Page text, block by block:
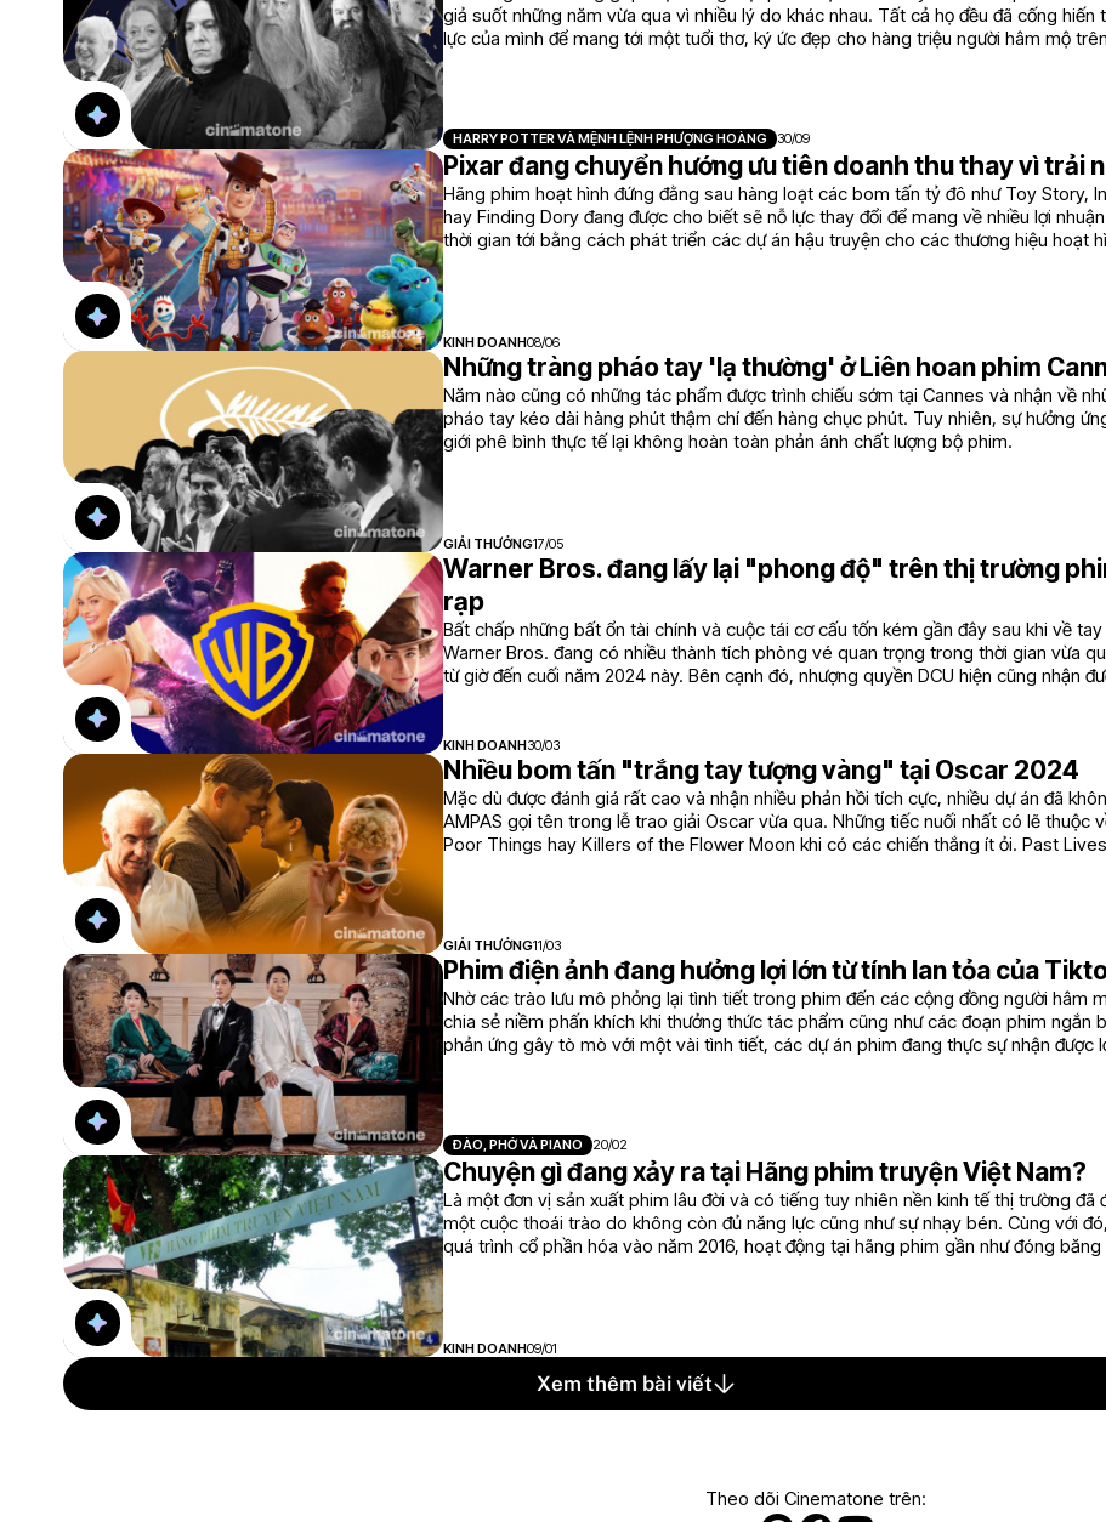
giả suốt những năm vừa qua vì nhiều lý do khác nhau. Tất cả họ đều đã cống hiến
lực của mình để mang tới một tuổi thơ, ký ức đẹp cho hàng triệu người hâm mộ
HARRY POTTER VÀ MỆNH LỆNH PHƯỢNG HOÀNG 30/09
Pixar đang chuyển hướng ưu tiên doanh thu thay vì trải
Hãng phim hoạt hình đứng đằng sau hàng loạt các bom tấn tỷ đô như Toy Story,
hay Finding Dory đang được cho biết sẽ nỗ lực thay đổi để mang về nhiều lợi
thời gian tới bằng cách phát triển các dự án hậu truyện cho các thương hiệu hoạt
KINH DOANH08/06
Những tràng pháo tay 'lạ thường' ở Liên hoan phim
Năm nào cũng có những tác phẩm được trình chiếu sớm tại Cannes và nhận về
pháo tay kéo dài hàng phút thậm chí đến hàng chục phút. Tuy nhiên, sự hưởng
giới phê bình thực tế lại không hoàn toàn phản ánh chất lượng bộ phim.
GIẢI THƯỞNG17/05
Warner Bros. đang lấy lại "phong độ" trên thị trường
rạp
Bất chấp những bất ổn tài chính và cuộc tái cơ cấu tốn kém gần đây sau khi về tay
Warner Bros. đang có nhiều thành tích phòng vé quan trọng trong thời gian vừa
từ giờ đến cuối năm 2024 này. Bên cạnh đó, nhượng quyền DCU hiện cũng nhận
KINH DOANH30/03
Nhiều bom tấn "trắng tay tượng vàng" tại Oscar 2024
Mặc dù được đánh giá rất cao và nhận nhiều phản hồi tích cực, nhiều dự án đã
AMPAS gọi tên trong lễ trao giải Oscar vừa qua. Những tiếc nuối nhất có lẽ thuộc
Poor Things hay Killers of the Flower Moon khi có các chiến thắng ít ỏi. Past
GIẢI THƯỞNG11/03
Phim điện ảnh đang hưởng lợi lớn từ tính lan tỏa của
Nhờ các trào lưu mô phỏng lại tình tiết trong phim đến các cộng đồng người hâm
chia sẻ niềm phấn khích khi thưởng thức tác phẩm cũng như các đoạn phim ngắn
phản ứng gây tò mò với một vài tình tiết, các dự án phim đang thực sự nhận được
ĐÀO, PHỞ VÀ PIANO 20/02
Chuyện gì đang xảy ra tại Hãng phim truyện Việt Nam?
Là một đơn vị sản xuất phim lâu đời và có tiếng tuy nhiên nền kinh tế thị trường đã
một cuộc thoái trào do không còn đủ năng lực cũng như sự nhạy bén. Cùng với
quá trình cổ phần hóa vào năm 2016, hoạt động tại hãng phim gần như đóng
KINH DOANH09/01
Xem thêm bài viết
Theo dõi Cinematone trên: